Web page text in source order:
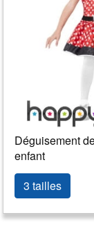
Déguisement
enfant
3 tailles